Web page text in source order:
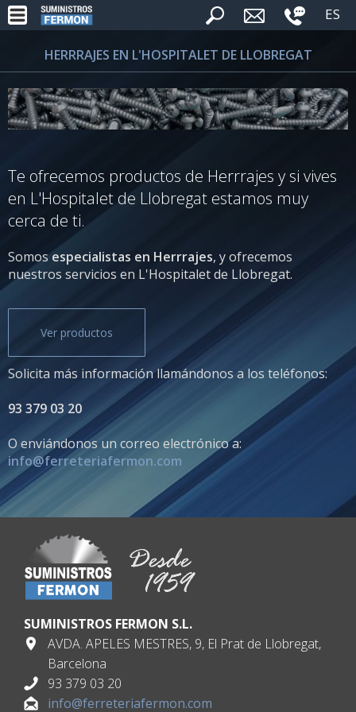
ES
HERRRAJES EN L'HOSPITALET DE LLOBREGAT
Te ofrecemos productos de Herrrajes y si vives
en L'Hospitalet de Llobregat estamos muy
cerca de ti.
Somosespecialistas en Herrrajes, y ofrecemos
nuestros servicios en L'Hospitalet de Llobregat.
Ver productos
Solicita más información llamándonos a los teléfonos:
93 379 03 20
O enviándonos un correo electrónico a:
info@ferreteriafermon.com
SUMINISTROS FERMON S.L.
AVDA. APELES MESTRES, 9, El Prat de Llobregat,
Barcelona
93 379 03 20
info@ferreteriafermon.com